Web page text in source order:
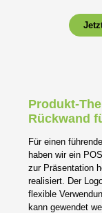
Produkt-
Rückwand
Für einen
haben wir ein
zur Präsentation
realisiert. Der
flexible
kann gewendet